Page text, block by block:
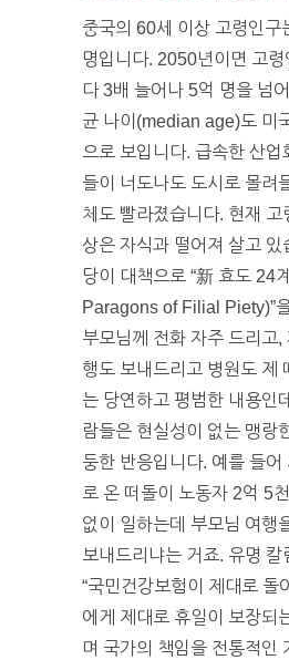
중국의 60세 이상 고령인구
명입니다. 2050년이면 고
다 3배 늘어나 5억 명을 넘
균 나이(median age)도 미
으로 보입니다. 급속한 산업
들이 너도나도 도시로 몰려
체도 빨라졌습니다. 현재 고
상은 자식과 떨어져 살고 있
당이 대책으로 “新 효도 24
Paragons of Filial Piety)”
부모님께 전화 자주 드리고,
행도 보내드리고 병원도 제
는 당연하고 평범한 내용인
람들은 현실성이 없는 맹랑
둥한 반응입니다. 예를 들어
로 온 떠돌이 노동자 2억 5
없이 일하는데 부모님 여행
보내드리냐는 거죠. 유명 칼
“국민건강보험이 제대로 돌
에게 제대로 휴일이 보장되
며 국가의 책임을 전통적인